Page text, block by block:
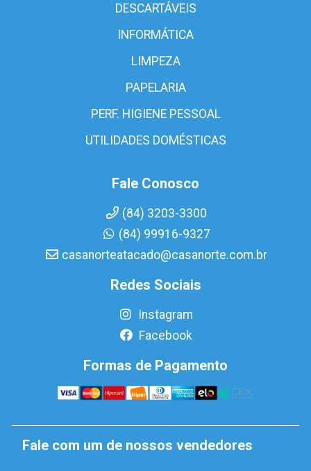
DESCARTÁVEIS
INFORMÁTICA
LIMPEZA
PAPELARIA
PERF. HIGIENE PESSOAL
UTILIDADES DOMÉSTICAS
Fale Conosco
(84) 3203-3300
(84) 99916-9327
casanorteatacado@casanorte.com.br
Redes Sociais
Instagram
Facebook
Formas de Pagamento
Fale com um de nossos vendedores